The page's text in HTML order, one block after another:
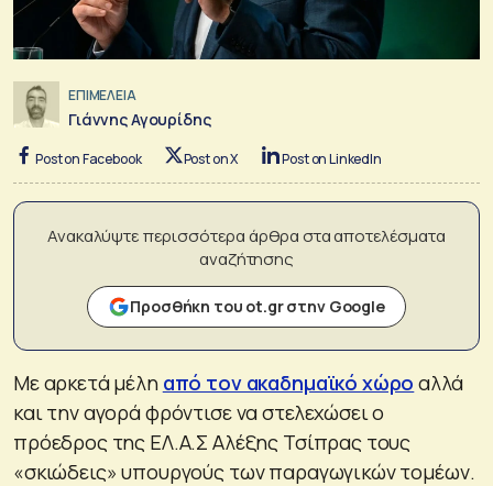
ΕΠΙΜΕΛΕΙΑ
Γιάννης Αγουρίδης
Post on Facebook Post on X Post on LinkedIn
Ανακαλύψτε περισσότερα άρθρα στα αποτελέσματα
αναζήτησης
Προσθήκη του ot.gr στην Google
Με αρκετά μέλη από τον ακαδημαϊκό χώρο αλλά
και την αγορά φρόντισε να στελεχώσει ο
πρόεδρος της ΕΛ.Α.Σ Αλέξης Τσίπρας τους
«σκιώδεις» υπουργούς των παραγωγικών τομέων.